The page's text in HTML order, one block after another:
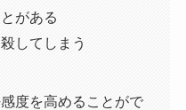
がある
してしまう
度を高めることがで